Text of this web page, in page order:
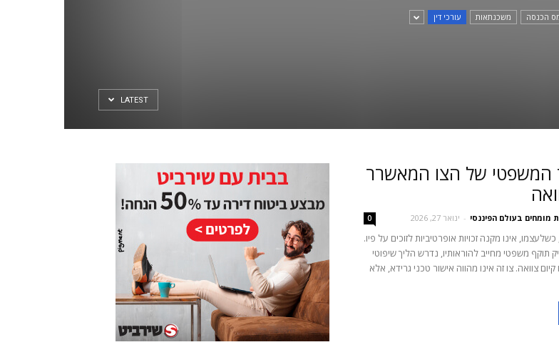
הכנסה משכנתאות עורכי דין
LATEST
המשפטי של הצו המאשרר
מומחים בעולם הפיננסי - ינואר 27, 2026 0
אינו מקנה זכויות אופרטיביות לזוכים על פיו.
תוקף משפטי מחייב להוראותיו, נדרש הליך שיפוטי
קיום צוואה. צו זה אינו מהווה אישור טכני גרידא, אלא